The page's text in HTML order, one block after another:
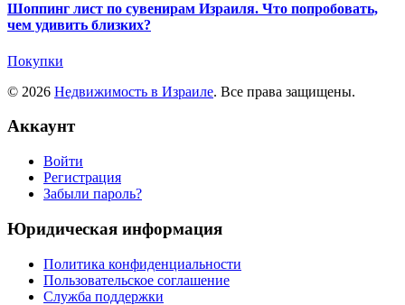
Шоппинг лист по сувенирам Израиля. Что попробовать,
чем удивить близких?
Покупки
© 2026 Недвижимость в Израиле. Все права защищены.
Аккаунт
Войти
Регистрация
Забыли пароль?
Юридическая информация
Политика конфиденциальности
Пользовательское соглашение
Служба поддержки